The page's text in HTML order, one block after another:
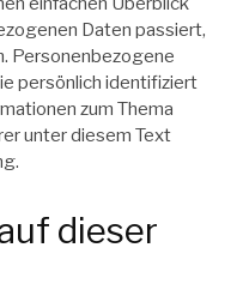
Daten passiert,
Personenbezogene
persönlich identifiziert
zum Thema
unter diesem Text
dieser